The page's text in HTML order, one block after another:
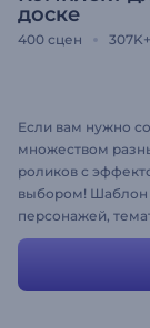
доске
400 сцен 307K+
Если вам нужно
множеством
роликов с
выбором! Шаблон
персонажей,
для создания по-
также доступны
бизнесе,